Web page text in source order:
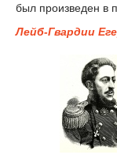
был произведен в
Лейб-Гвардии